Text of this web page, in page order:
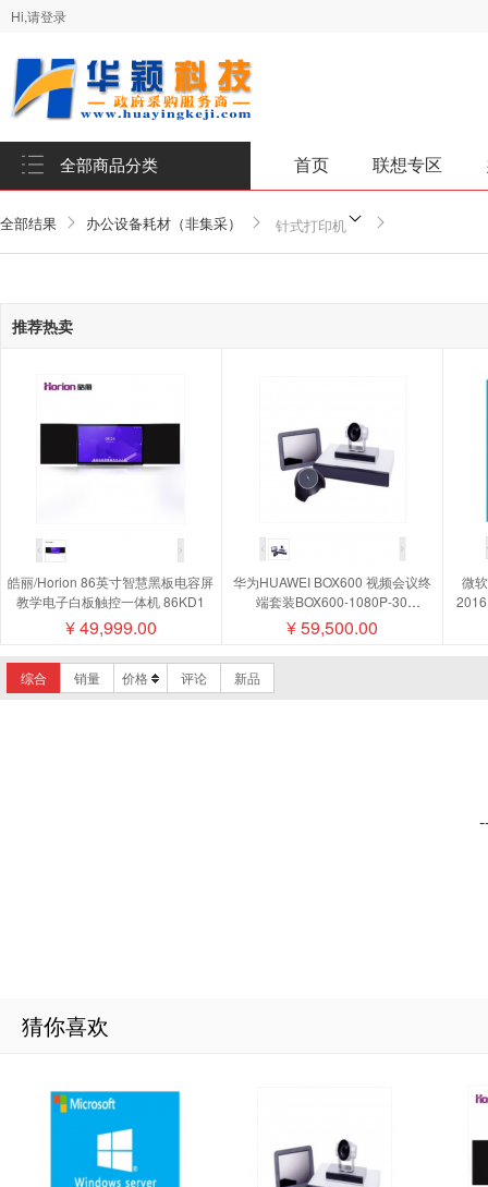
Hi,请登录
全部商品分类 首页 联想专区
全部结果 办公设备耗材（非集采） 针式打印机
推荐热卖
皓丽/Horion 86英寸智慧黑板电容屏
教学电子白板触控一体机 86KD1
¥49,999.00
华为HUAWEI BOX600 视频会议终
端套装BOX600-1080P-30
camera200摄像机MIC500全向麦磁
盘阵列
¥59,500.00
微
综合 销量 价格 评论 新品
猜你喜欢